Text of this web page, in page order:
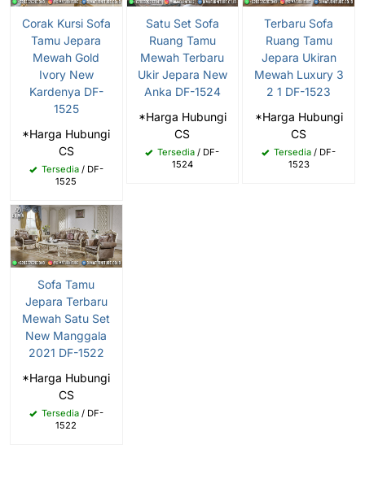
Corak Kursi Sofa
Tamu Jepara
Mewah Gold
Ivory New
Kardenya DF-
1525
*Harga Hubungi
CS
Tersedia/ DF-
1525
Satu Set Sofa
Ruang Tamu
Mewah Terbaru
Ukir Jepara New
Anka DF-1524
*Harga Hubungi
CS
Tersedia / DF-
1524
Terbaru Sofa
Ruang Tamu
Jepara Ukiran
Mewah Luxury 3
2 1 DF-1523
*Harga Hubungi
CS
Tersedia / DF-
1523
Sofa Tamu
Jepara Terbaru
Mewah Satu Set
New Manggala
2021 DF-1522
*Harga Hubungi
CS
Tersedia/ DF-
1522